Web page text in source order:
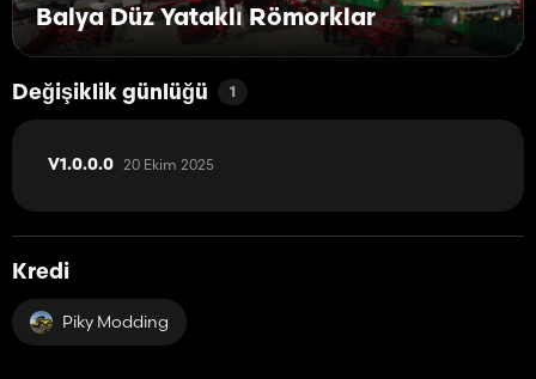
Balya Düz Yataklı Römorklar
Değişiklik günlüğü 1
V1.0.0.0 20 Ekim 2025
Kredi
Piky Modding